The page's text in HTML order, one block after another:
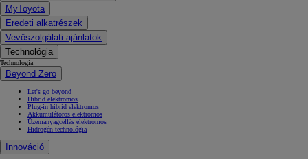
MyToyota
Eredeti alkatrészek
Vevőszolgálati ajánlatok
Technológia
Technológia
Beyond Zero
Let's go beyond
Hibrid elektromos
Plug-in hibrid elektromos
Akkumulátoros elektromos
Üzemanyagcellás elektromos
Hidrogén technológia
Innováció